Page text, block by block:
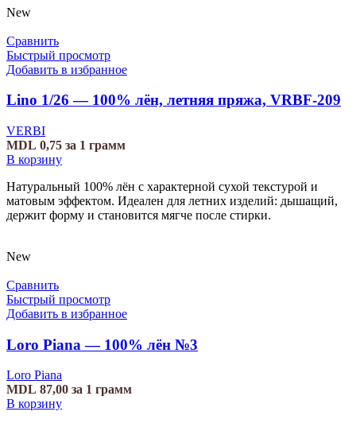
New
Сравнить
Быстрый просмотр
Добавить в избранное
Lino 1/26 — 100% лён, летняя пряжа, VRBF-209
VERBI
MDL 0,75 за 1 грамм
В корзину
Натуральный 100% лён с характерной сухой текстурой и
матовым эффектом. Идеален для летних изделий: дышащий,
держит форму и становится мягче после стирки.
New
Сравнить
Быстрый просмотр
Добавить в избранное
Loro Piana — 100% лён №3
Loro Piana
MDL 87,00 за 1 грамм
В корзину